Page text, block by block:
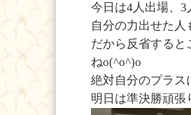
今日は4人出場、3
自分の力出せた
だから反省すると
ねo(^o^)o
絶対自分のプラス
明日は準決勝頑張